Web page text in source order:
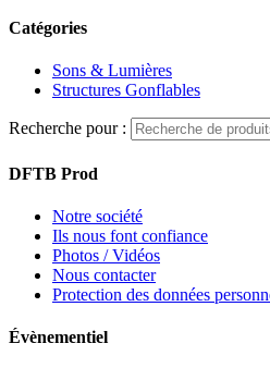
Catégories
Sons & Lumières
Structures Gonflables
Recherche pour :
DFTB Prod
Notre société
Ils nous font confiance
Photos / Vidéos
Nous contacter
Protection des données
Évènementiel